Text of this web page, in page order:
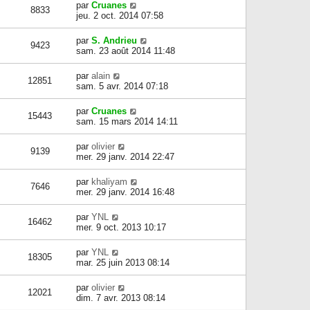
8833 par Cruanes
jeu. 2 oct. 2014 07:58
9423 par S. Andrieu
sam. 23 août 2014 11:48
12851 par alain
sam. 5 avr. 2014 07:18
15443 par Cruanes
sam. 15 mars 2014 14:11
9139 par olivier
mer. 29 janv. 2014 22:47
7646 par khaliyam
mer. 29 janv. 2014 16:48
16462 par YNL
mer. 9 oct. 2013 10:17
18305 par YNL
mar. 25 juin 2013 08:14
12021 par olivier
dim. 7 avr. 2013 08:14